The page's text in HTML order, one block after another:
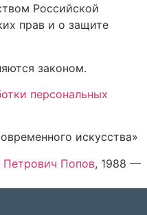
Российской
прав и о защите
законом.
персональных
искусства»
Петрович Попов, 1988 —